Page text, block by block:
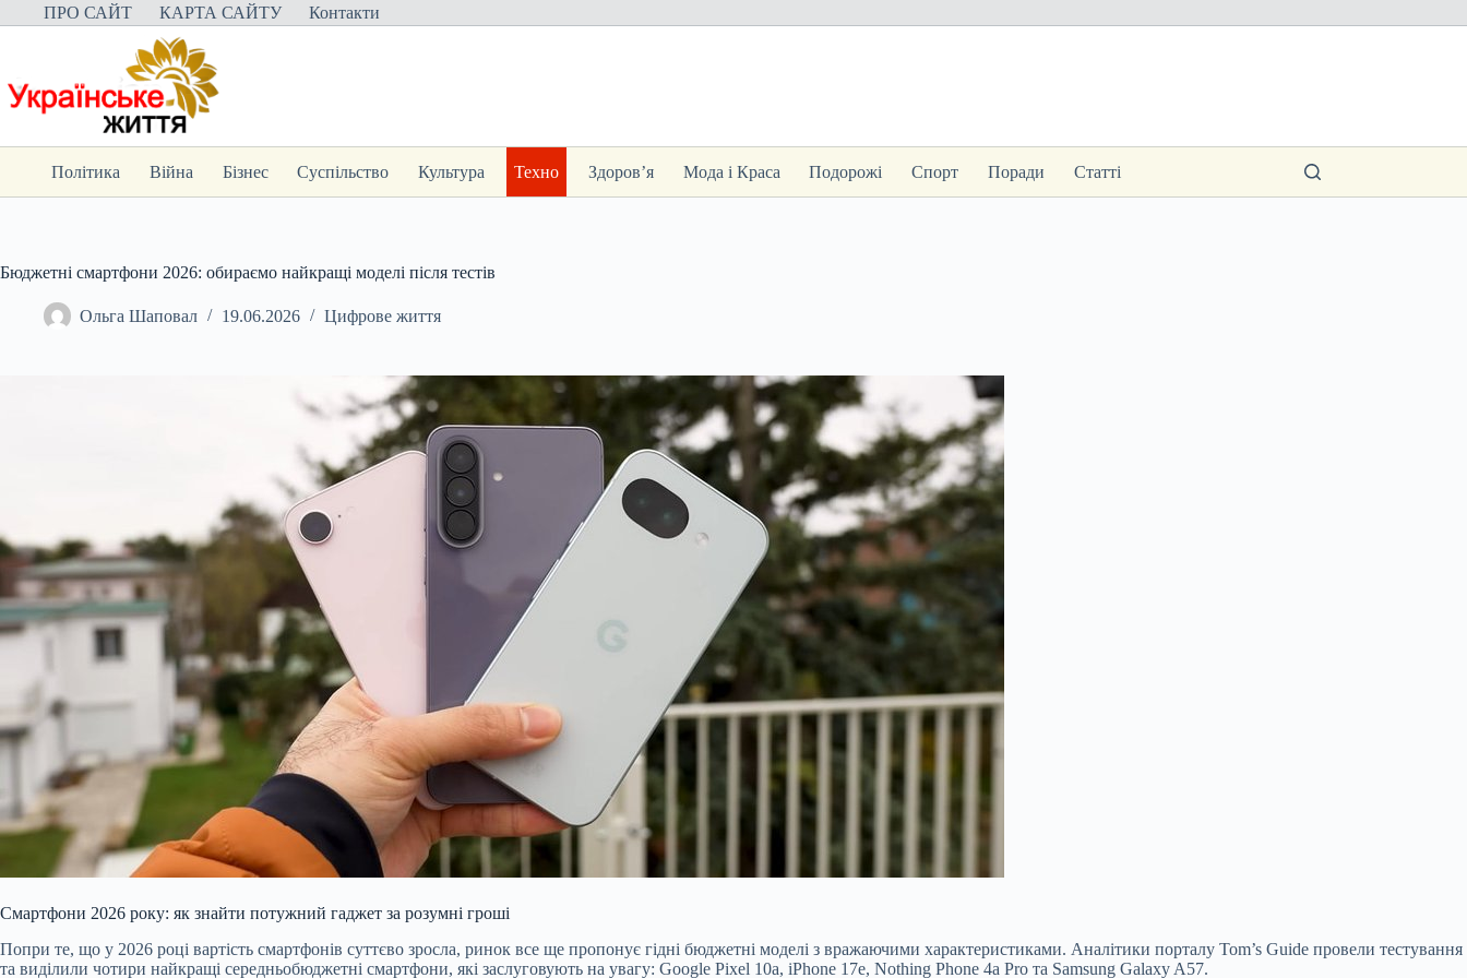
Перейти
до
ПРО САЙТ КАРТА САЙТУ Контакти
Політика Війна Бізнес Суспільство Культура Техно Здоров’я Мода і Краса Подорожі Спорт Поради Статті
Бюджетні смартфони 2026: обираємо найкращі моделі після тестів
Ольга Шаповал 19.06.2026 Цифрове життя
Смартфони 2026 року: як знайти потужний гаджет за розумні гроші
Попри те, що у 2026 році вартість смартфонів суттєво зросла, ринок все ще пропонує гідні бюджетні моделі з вражаючими характеристиками. Аналітики порталу Tom’s Guide провели тестування
та виділили чотири найкращі середньобюджетні смартфони, які заслуговують на увагу: Google Pixel 10a, iPhone 17e, Nothing Phone 4a Pro та Samsung Galaxy A57.